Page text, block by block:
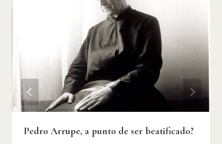
Pedro Arrupe, a punto de ser beatificado?